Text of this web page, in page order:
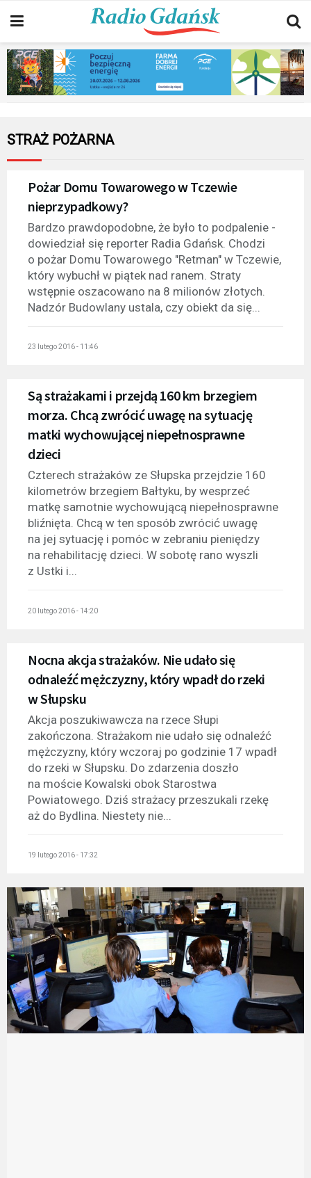
STRAŻ POŻARNA
Pożar Domu Towarowego w Tczewie
nieprzypadkowy?
Bardzo prawdopodobne, że było to podpalenie -
dowiedział się reporter Radia Gdańsk. Chodzi
o pożar Domu Towarowego "Retman" w Tczewie,
który wybuchł w piątek nad ranem. Straty
wstępnie oszacowano na 8 milionów złotych.
Nadzór Budowlany ustala, czy obiekt da się...
23 lutego 2016 - 11:46
Są strażakami i przejdą 160 km brzegiem
morza. Chcą zwrócić uwagę na sytuację
matki wychowującej niepełnosprawne
dzieci
Czterech strażaków ze Słupska przejdzie 160
kilometrów brzegiem Bałtyku, by wesprzeć
matkę samotnie wychowującą niepełnosprawne
bliźnięta. Chcą w ten sposób zwrócić uwagę
na jej sytuację i pomóc w zebraniu pieniędzy
na rehabilitację dzieci. W sobotę rano wyszli
z Ustki i...
20 lutego 2016 - 14:20
Nocna akcja strażaków. Nie udało się
odnaleźć mężczyzny, który wpadł do rzeki
w Słupsku
Akcja poszukiwawcza na rzece Słupi
zakończona. Strażakom nie udało się odnaleźć
mężczyzny, który wczoraj po godzinie 17 wpadł
do rzeki w Słupsku. Do zdarzenia doszło
na moście Kowalski obok Starostwa
Powiatowego. Dziś strażacy przeszukali rzekę
aż do Bydlina. Niestety nie...
19 lutego 2016 - 17:32